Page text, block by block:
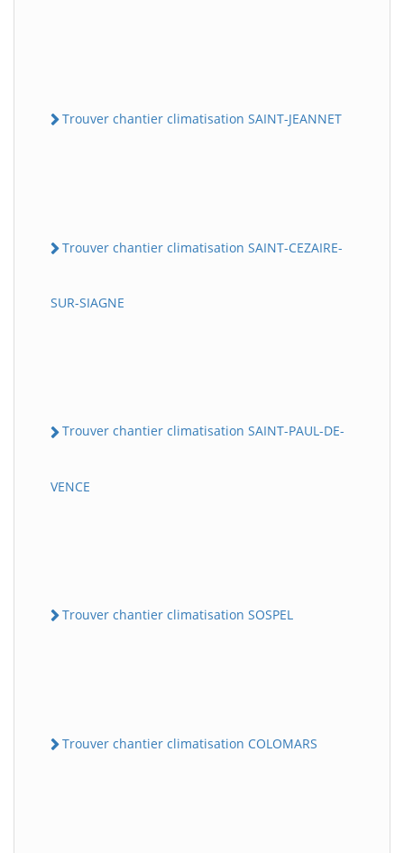
Trouver chantier climatisation SAINT-JEANNET
Trouver chantier climatisation SAINT-CEZAIRE-
SUR-SIAGNE
Trouver chantier climatisation SAINT-PAUL-DE-
VENCE
Trouver chantier climatisation SOSPEL
Trouver chantier climatisation COLOMARS